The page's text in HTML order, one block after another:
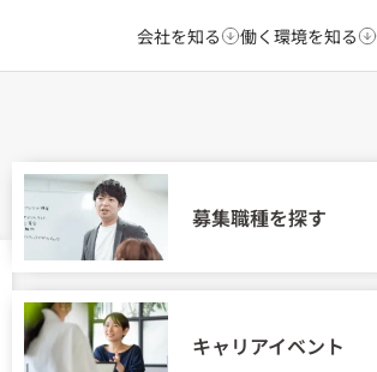
会社を知る 働く環境を知る
募集職種を探す
キャリアイベント